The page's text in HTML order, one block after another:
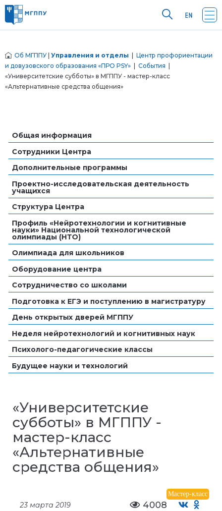
Об МГППУ Управления и отделы
Центр профориентации
и довузовского образования «ПРО PSY»
События
«Университетские субботы» в МГППУ - мастер-класс
«Альтернативные средства общения»
Общая информация
Сотрудники Центра
Дополнительные программы
Проектно-исследовательская деятельность
учащихся
Структура Центра
Профиль «Нейротехнологии и когнитивные
науки» Национальной технологической
олимпиады (НТО)
Олимпиада для школьников
Оборудование центра
Сотрудничество со школами
Подготовка к ЕГЭ и поступлению в магистратуру
День открытых дверей МГППУ
Неделя нейротехнологий и когнитивных наук
Психолого-педагогические классы
Будущее науки и технологий
«Университетские
субботы» в МГППУ -
мастер-класс
«Альтернативные
средства общения»
Мастер-класс
23 марта 2019 4008